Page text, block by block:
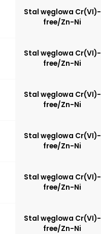
Stal węglowa Cr(VI)-
free/Zn-Ni
Stal węglowa Cr(VI)-
free/Zn-Ni
Stal węglowa Cr(VI)-
free/Zn-Ni
Stal węglowa Cr(VI)-
free/Zn-Ni
Stal węglowa Cr(VI)-
free/Zn-Ni
Stal węglowa Cr(VI)-
free/Zn-Ni